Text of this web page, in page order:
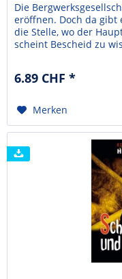
Die
eröffnen. Doch da gibt
die Stelle, wo der
scheint Bescheid zu
Folgen für das
6.89 CHF *
Merken